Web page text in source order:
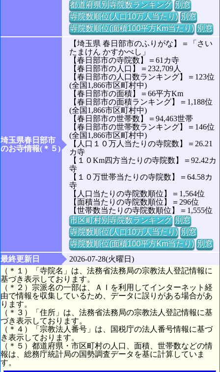
都道府県別寺院数ランキング 別窓
寺院数順位(人口10万人当たり) 別窓
寺院数順位(面積100平方Km当たり) 別窓
埼玉県春日部市
のお寺情報(＊５)
【埼玉県 春日部市のふりがな】＝「さい
たまけん かすかべし」
【春日部市の寺院数】＝61カ寺
【春日部市の人口】＝232,709人
【春日部市の人口数ランキング】＝123位
(全国1,866市区町村中)
【春日部市の面積】＝66平方Km
【春日部市の面積ランキング】＝1,188位
(全国1,866市区町村中)
【春日部市の世帯数】＝94,463世帯
【春日部市の世帯数ランキング】＝146位
(全国1,866市区町村中)
【人口１０万人当たりの寺院数】＝26.21
カ寺
【１０Km四方当たりの寺院数】＝92.42カ
寺
【１０万世帯当たりの寺院数】＝64.58カ
寺
【人口当たりの寺院数順位】＝1,564位
【面積当たりの寺院数順位】＝296位
【世帯数当たりの寺院数順位】＝1,555位
市区町村別寺院数ランキング 別窓
寺院数順位(人口10万人当たり) 別窓
寺院数順位(面積100平方Km当たり) 別窓
最終更新日
2026-07-28(火曜日)
（＊１）「寺院名」は、法務省法務局の宗教法人登記情報に
基づき表示しております。
（＊２）宗派名の一部は、ＡＩを利用してインターネット経
由で情報を収集しているため、データに誤りがある場合があ
ります。
（＊３）「住所」は、法務省法務局の宗教法人登記情報に基
づき表示しております。
（＊４）「宗教法人番号」は、国税庁の法人番号情報に基づ
き表示しております。
（＊５）都道府県・市区町村の人口、面積、世帯数などの情
報は、総務庁統計局の国勢調査データを基に計算していま
す。